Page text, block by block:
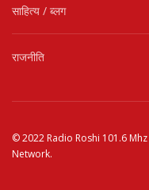
साहित्य / ब्लग
राजनीति
© 2022 Radio Roshi 101.6 Mhz
Network.